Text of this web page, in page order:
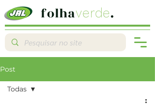
folhaverde.
Post
Todas